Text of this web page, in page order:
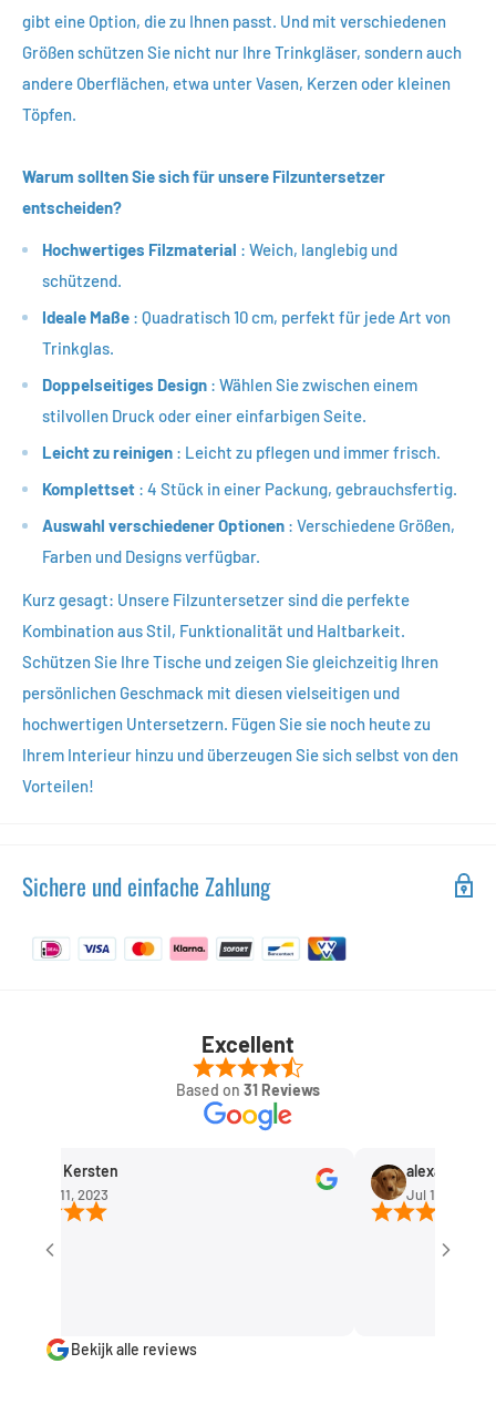
gibt eine Option, die zu Ihnen passt. Und mit verschiedenen
Größen schützen Sie nicht nur Ihre Trinkgläser, sondern auch
andere Oberflächen, etwa unter Vasen, Kerzen oder kleinen
Töpfen.
Warum sollten Sie sich für unsere Filzuntersetzer
entscheiden?
Hochwertiges Filzmaterial : Weich, langlebig und
schützend.
Ideale Maße : Quadratisch 10 cm, perfekt für jede Art von
Trinkglas.
Doppelseitiges Design : Wählen Sie zwischen einem
stilvollen Druck oder einer einfarbigen Seite.
Leicht zu reinigen : Leicht zu pflegen und immer frisch.
Komplettset : 4 Stück in einer Packung, gebrauchsfertig.
Auswahl verschiedener Optionen : Verschiedene Größen,
Farben und Designs verfügbar.
Kurz gesagt: Unsere Filzuntersetzer sind die perfekte
Kombination aus Stil, Funktionalität und Haltbarkeit.
Schützen Sie Ihre Tische und zeigen Sie gleichzeitig Ihren
persönlichen Geschmack mit diesen vielseitigen und
hochwertigen Untersetzern. Fügen Sie sie noch heute zu
Ihrem Interieur hinzu und überzeugen Sie sich selbst von den
Vorteilen!
Sichere und einfache Zahlung
Excellent
Based on 31 Reviews
Rob Kersten
Sep 11, 2023
alexandra
Jul 1, 2023
Bekijk alle reviews